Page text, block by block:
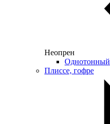
Неопрен
Однотонный
Плиссе, гофре